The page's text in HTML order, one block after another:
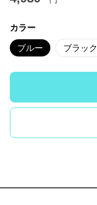
カラー
ブルー ブラック